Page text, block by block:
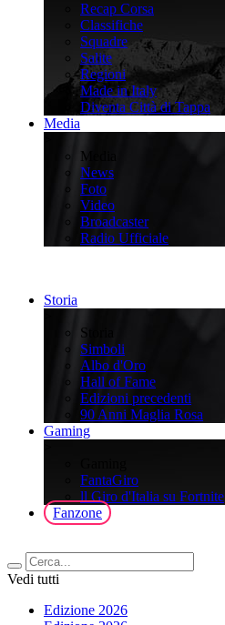
Recap Corsa
Classifiche
Squadre
Salite
Regioni
Made in Italy
Diventa Città di Tappa
Media
Media
News
Foto
Video
Broadcaster
Radio Ufficiale
Storia
Storia
Simboli
Albo d'Oro
Hall of Fame
Edizioni precedenti
90 Anni Maglia Rosa
Gaming
FantaGiro
ll Giro d'Italia su Fortnite
Fanzone
Vedi tutti
Edizione 2026